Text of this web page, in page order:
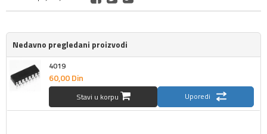
Nedavno pregledani proizvodi
4019
60,00Din
Stavi u korpu Uporedi